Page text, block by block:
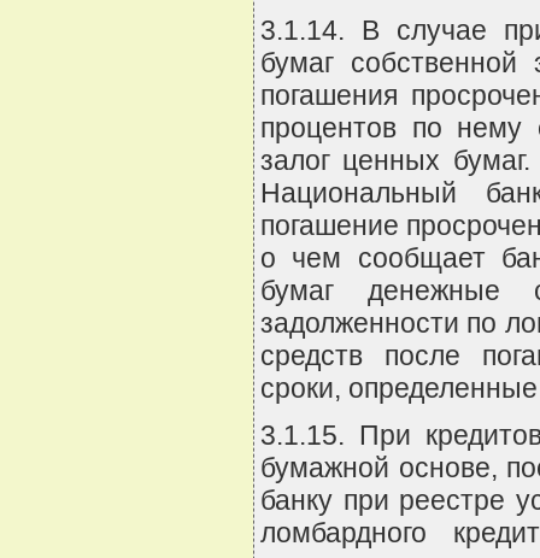
3.1.14. В случае
бумаг
погашения
процентов по нему
залог ценных
Национальный
погашение
о чем сообщает
бумаг денежные
задолженности по
средств после
сроки,
3.1.15. При
бумажной основе,
банку при реестре
ломбардного